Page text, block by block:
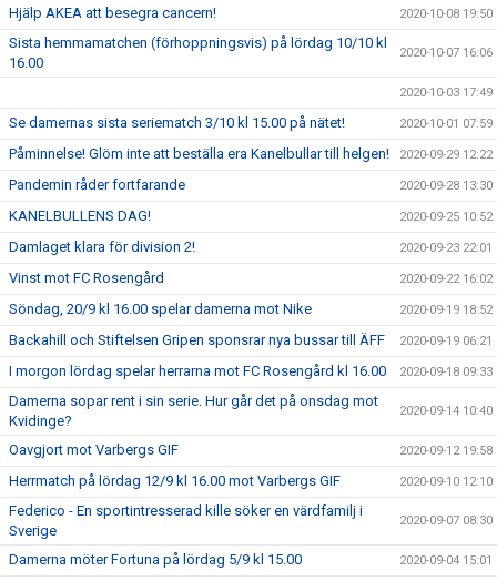
Hjälp AKEA att besegra cancern! 2020-10-08 19:50
Sista hemmamatchen (förhoppningsvis) på lördag 10/10 kl
16.00
2020-10-07 16:06
2020-10-03 17:49
Se damernas sista seriematch 3/10 kl 15.00 på nätet! 2020-10-01 07:59
Påminnelse! Glöm inte att beställa era Kanelbullar till helgen! 2020-09-29 12:22
Pandemin råder fortfarande 2020-09-28 13:30
KANELBULLENS DAG! 2020-09-25 10:52
Damlaget klara för division 2! 2020-09-23 22:01
Vinst mot FC Rosengård 2020-09-22 16:02
Söndag, 20/9 kl 16.00 spelar damerna mot Nike 2020-09-19 18:52
Backahill och Stiftelsen Gripen sponsrar nya bussar till ÄFF 2020-09-19 06:21
I morgon lördag spelar herrarna mot FC Rosengård kl 16.00 2020-09-18 09:33
Damerna sopar rent i sin serie. Hur går det på onsdag mot
Kvidinge?
2020-09-14 10:40
Oavgjort mot Varbergs GIF 2020-09-12 19:58
Herrmatch på lördag 12/9 kl 16.00 mot Varbergs GIF 2020-09-10 12:10
Federico - En sportintresserad kille söker en värdfamilj i
Sverige
2020-09-07 08:30
Damerna möter Fortuna på lördag 5/9 kl 15.00 2020-09-04 15:01